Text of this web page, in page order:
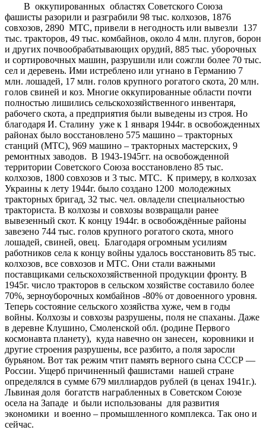
В оккупированных областях Советского Союза
фашисты разорили и разграбили 98 тыс. колхозов, 1876
совхозов, 2890 МТС, привели в негодность или вывезли 137
тыс. тракторов, 49 тыс. комбайнов, около 4 млн. плугов, борон
и других почвообрабатывающих орудий, 885 тыс. уборочных
и сортировочных машин, разрушили или сожгли более 70 тыс.
сел и деревень. Ими истреблено или угнано в Германию 7
млн. лошадей, 17 млн. голов крупного рогатого скота, 20 млн.
голов свиней и коз. Многие оккупированные области почти
полностью лишились сельскохозяйственного инвентаря,
рабочего скота, а предприятия были выведены из строя. Но
благодаря И. Сталину уже к 1 января 1944г. в освобожденных
районах было восстановлено 575 машино – тракторных
станций (МТС), 969 машино – тракторных мастерских, 9
ремонтных заводов. В 1943-1945гг. на освобожденной
территории Советского Союза восстановлено 85 тыс.
колхозов, 1800 совхозов и 3 тыс. МТС. К примеру, в колхозах
Украины к лету 1944г. было создано 1200 молодежных
тракторных бригад, 32 тыс. чел. овладели специальностью
тракториста. В колхозы и совхозы возвращали ранее
вывезенный скот. К концу 1944г. в освобождённые районы
завезено 744 тыс. голов крупного рогатого скота, много
лошадей, свиней, овец. Благодаря огромным усилиям
работников села к концу войны удалось восстановить 85 тыс.
колхозов, все совхозов и МТС. Они стали важными
поставщиками сельскохозяйственной продукции фронту. В
1945г. число тракторов в сельском хозяйстве составило более
70%, зерноуборочных комбайнов -80% от довоенного уровня.
Теперь состояние сельского хозяйства хуже, чем в годы
войны. Колхозы и совхозы разрушены, поля не спаханы. Даже
в деревне Клушино, Смоленской обл. (родине Первого
космонавта планету), куда навечно он занесен, коровники и
другие строения разрушены, все разбито, а поля заросли
бурьяном. Вот так режим чтит память верного сына СССР —
России. Ущерб причиненный фашистами нашей стране
определялся в сумме 679 миллиардов рублей (в ценах 1941г.).
Львиная доля богатств награбленных в Советском Союзе
осела на Западе и были использованы для развития
экономики и военно – промышленного комплекса. Так оно и
сейчас.